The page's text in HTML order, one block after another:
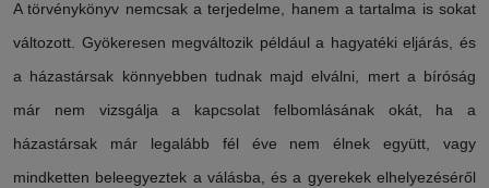
A törvénykönyv nemcsak a terjedelme, hanem a tartalma is sokat
változott. Gyökeresen megváltozik például a hagyatéki eljárás, és
a házastársak könnyebben tudnak majd elválni, mert a bíróság
már nem vizsgálja a kapcsolat felbomlásának okát, ha a
házastársak már legalább fél éve nem élnek együtt, vagy
mindketten beleegyeztek a válásba, és a gyerekek elhelyezéséről